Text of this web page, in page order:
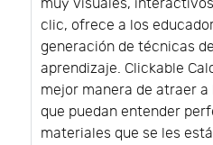
muy visuales,
clic, ofrece a los
generación de técnicas
aprendizaje. Clickable
mejor manera de atraer
que puedan entender
materiales que se les